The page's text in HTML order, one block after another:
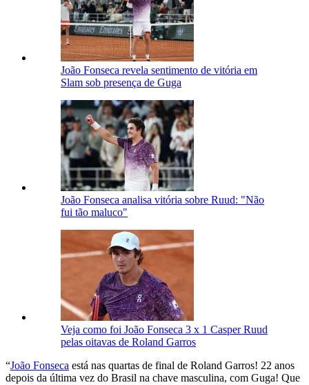
João Fonseca revela sentimento de vitória em
Slam sob presença de Guga
João Fonseca analisa vitória sobre Ruud: "Não
fui tão maluco"
Veja como foi João Fonseca 3 x 1 Casper Ruud
pelas oitavas de Roland Garros
“João Fonseca está nas quartas de final de Roland Garros! 22 anos
depois da última vez do Brasil na chave masculina, com Guga! Que